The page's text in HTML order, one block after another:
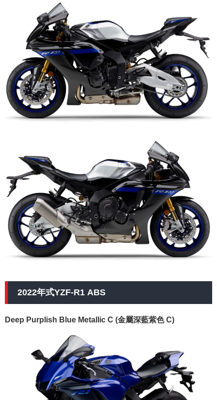
2022年式YZF-R1 ABS
Deep Purplish Blue Metallic C (金屬深藍紫色 C)